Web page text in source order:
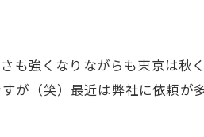
も強くなりながらも東京は秋
が（笑）最近は弊社に依頼が